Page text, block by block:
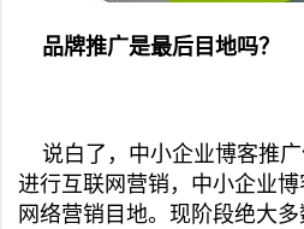
品牌推广是最后目地吗？
说白了，中小企业博客推
进行互联网营销，中小企业
网络营销目地。现阶段绝大